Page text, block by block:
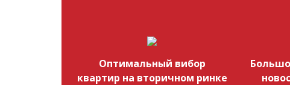
Оптимальный вибор
квартир на вторичном ринке